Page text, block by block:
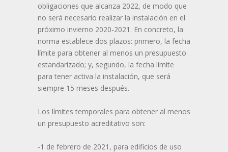
obligaciones que alcanza 2022, de modo que
no será necesario realizar la instalación en el
próximo invierno 2020-2021. En concreto, la
norma establece dos plazos: primero, la fecha
límite para obtener al menos un presupuesto
estandarizado; y, segundo, la fecha límite
para tener activa la instalación, que será
siempre 15 meses después.
Los límites temporales para obtener al menos
un presupuesto acreditativo son:
-1 de febrero de 2021, para edificios de uso